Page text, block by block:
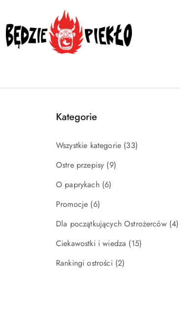
Przejdź do treści głównej
Przejdź do wyszukiwarki
Przejdź do moje konto
Przejdź do menu głównego
Przejdź do stopki
Kategorie
Wszystkie kategorie (33)
Ostre przepisy (9)
O paprykach (6)
Promocje (6)
Dla początkujących Ostrożerców (4)
Ciekawostki i wiedza (15)
Rankingi ostrości (2)